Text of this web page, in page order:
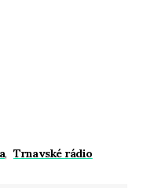
, Trnavské rádio